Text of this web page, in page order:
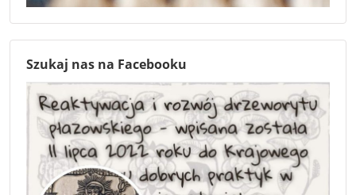
Szukaj nas na Facebooku